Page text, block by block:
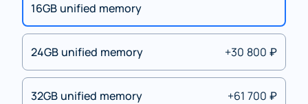
16GB unified memory
24GB unified memory +30 800 ₽
32GB unified memory +61 700 ₽